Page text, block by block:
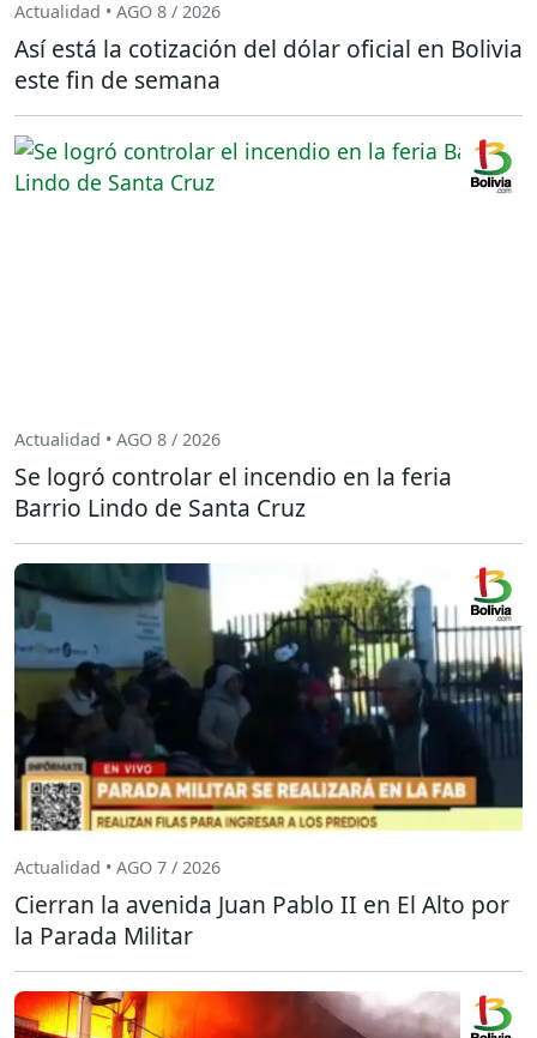
Actualidad • AGO 8 / 2026
Así está la cotización del dólar oficial en Bolivia
este fin de semana
Actualidad • AGO 8 / 2026
Se logró controlar el incendio en la feria
Barrio Lindo de Santa Cruz
Actualidad • AGO 7 / 2026
Cierran la avenida Juan Pablo II en El Alto por
la Parada Militar